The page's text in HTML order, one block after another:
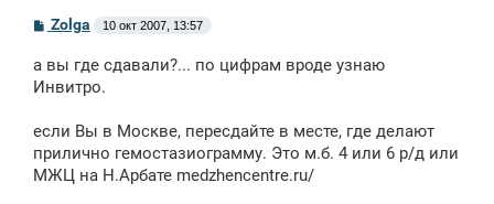
С
о
б
щ
и
Zolga 10 окт 2007, 13:57
а вы где сдавали?... по цифрам вроде узнаю
Инвитро.
если Вы в Москве, пересдайте в месте, где делают
прилично гемостазиограмму. Это м.б. 4 или 6 р/д или
МЖЦ на Н.Арбате medzhencentre.ru/